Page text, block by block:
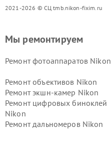
2021-2026 © СЦ tmb.nikon-fixim.ru
Мы ремонтируем
Ремонт фотоаппаратов Nikon
Ремонт объективов Nikon
Ремонт экшн-камер Nikon
Ремонт цифровых биноклей
Nikon
Ремонт дальномеров Nikon